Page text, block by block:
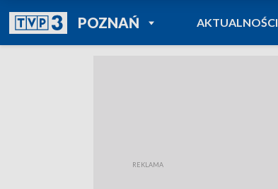
POZNAŃPOWRÓT DO
TVP REGIONY
AKTUALNOŚCI